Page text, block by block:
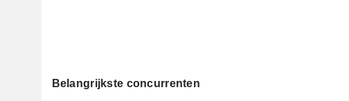
Belangrijkste concurrenten